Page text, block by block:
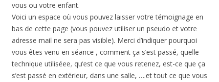
vous ou votre enfant.
Voici un espace où vous pouvez laisser votre témoignage en
bas de cette page (vous pouvez utiliser un pseudo et votre
adresse mail ne sera pas visible). Merci d’indiquer pourquoi
vous êtes venu en séance , comment ça s’est passé, quelle
technique utiliséee, qu’est ce que vous retenez, est-ce que ça
s’est passé en extérieur, dans une salle, ….et tout ce que vous